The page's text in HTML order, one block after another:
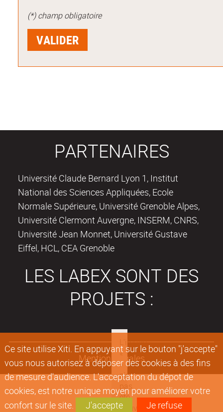
Ce site utilise Xiti. En appuyant sur le bouton "j'accepte"
vous nous autorisez à déposer des cookies à des fins
de mesure d'audience. L'acceptation du dépot de
cookies, est notre unique moyen pour améliorer votre
confort sur le site.
J'accepte Je refuse
(*) champ obligatoire
PARTENAIRES
Université Claude Bernard Lyon 1, Institut
National des Sciences Appliquées, Ecole
Normale Supérieure, Université Grenoble Alpes,
Université Clermont Auvergne, INSERM, CNRS,
Université Jean Monnet, Université Gustave
Eiffel, HCL, CEA Grenoble
LES LABEX SONT DES
PROJETS :
Mentions légales